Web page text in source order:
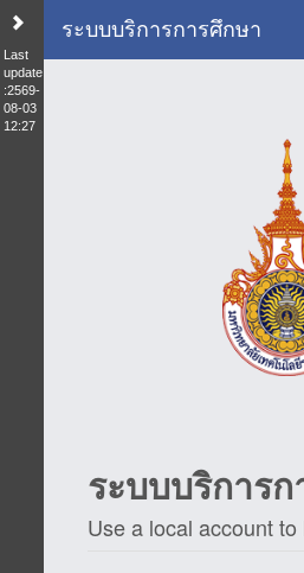
Last
update
:2569-
08-03
12:27
ระบบบริการการศึกษา
ระบบบริการ
Use a local account to